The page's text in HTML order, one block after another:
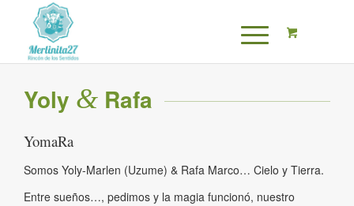
Yoly & Rafa
YomaRa
Somos Yoly-Marlen (Uzume) & Rafa Marco… Cielo y Tierra.
Entre sueños…, pedimos y la magia funcionó, nuestro